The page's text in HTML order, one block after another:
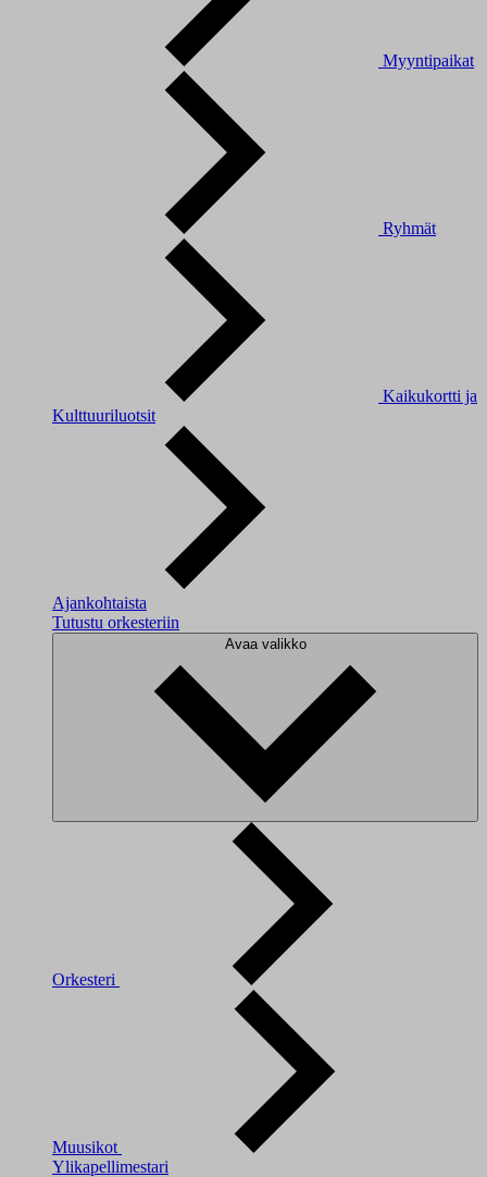
Myyntipaikat
Ryhmät
Kaikukortti ja
Kulttuuriluotsit
Ajankohtaista
Tutustu orkesteriin
Avaa valikko
Orkesteri
Muusikot
Ylikapellimestari